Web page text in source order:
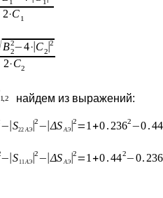
найдем из выражений: